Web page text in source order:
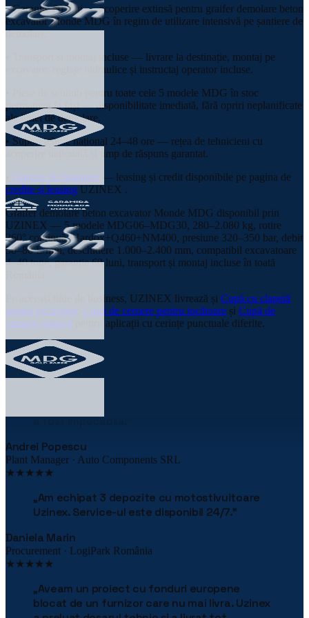
• Garanție 60 luni — acoperire extinsă pentru graifer demolare beton
excavator Monde MDG în regim de utilizare intensivă pe șantiere de
demolare.
• Transport și montaj incluse — livrare la destinație, montaj pe
excavator, reglaje hidraulice și instructaj operator incluse.
• Piese de schimb pentru toate cele 5 modele MDG în stoc
permanent la Iași — disponibilitate imediată, fără opriri neplanificate
ale liniei de demolare.
• Suport tehnic național 24–48 ore — rețea de tehnicieni cu
acoperire națională și timp de răspuns garantat.
Opțiuni de finanțare — leasing și credit disponibile pe pagina de
credite și leasing UZINEX .
Graifer demolare beton excavator Monde MDG disponibil prin
UZINEX — 5 modele MDG06–MDG30, 280–2.080 kg, rotire
360° continuă, Hardox+Q460+NM400, presiune 320–350 bar, debit
50–80 L/min, deschidere 1.000–2.400 mm, compatibil excavatoare
4–40 tone, garanție 60 luni, transport și montaj incluse în toată
Pe aceeași linie de business, UZINEX livrează și Cupă cu clapetă
pentru excavator, Cupă de cernere pentru tocătoare și Cupă de
cernere rotativă pentru aplicații cu cerințe punctuale diferite.
★★★★★
„Linia robotizată de paletizare ne-a redus
Plant Manager · Auto Components SRL
★★★★★
Uzinex. Service-ul este disponibil 24/7."
Procurement · LogiPark România
★★★★★
blocat de un furnizor care nu mai livra. Uzinex
a preluat dosarul tehnic și a livrat tot